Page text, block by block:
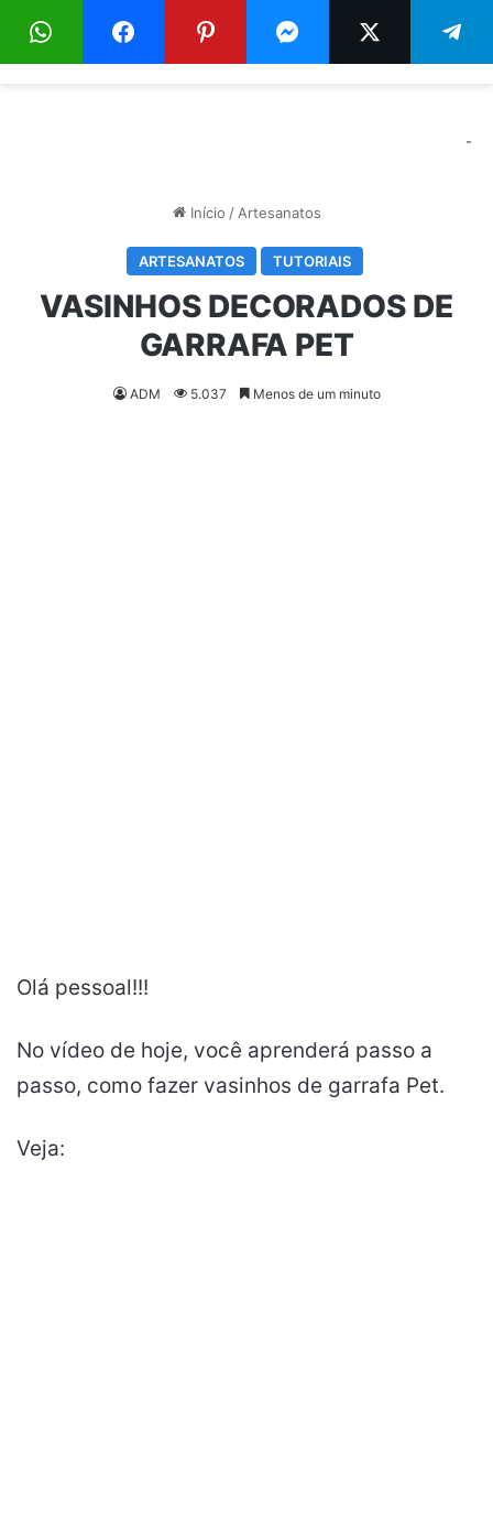
Menu
-
Início / Artesanatos
ARTESANATOS TUTORIAIS
VASINHOS DECORADOS DE
GARRAFA PET
ADM 5.037 Menos de um minuto
Olá pessoal!!!
No vídeo de hoje, você aprenderá passo a
passo, como fazer vasinhos de garrafa Pet.
Veja: